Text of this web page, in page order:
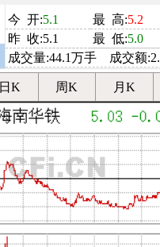
今 开:5.1 最 高:5.2
昨 收:5.1
最 低:5.0
成交量:44.1万手 成交额
日K 周K 月K